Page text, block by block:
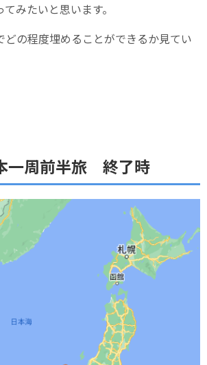
みたいと思います。
どの程度埋めることができるか見てい
周前半旅 終了時